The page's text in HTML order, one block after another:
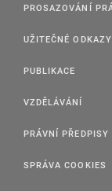
PROSAZOVÁNÍ
UŽITEČNÉ ODKAZY
PUBLIKACE
VZDĚLÁVÁNÍ
PRÁVNÍ PŘEDPISY
SPRÁVA COOKIES